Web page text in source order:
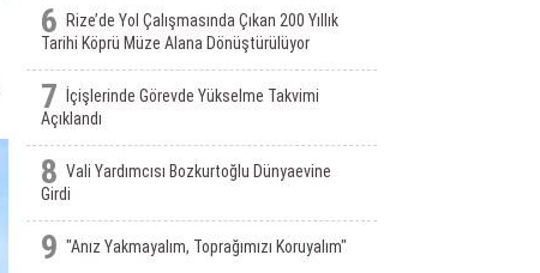
6
Rize’de Yol Çalışmasında Çıkan 200 Yıllık
Tarihi Köprü Müze Alana Dönüştürülüyor
7
İçişlerinde Görevde Yükselme Takvimi
Açıklandı
8 Vali Yardımcısı Bozkurtoğlu Dünyaevine
Girdi
9 "Anız Yakmayalım, Toprağımızı Koruyalım"